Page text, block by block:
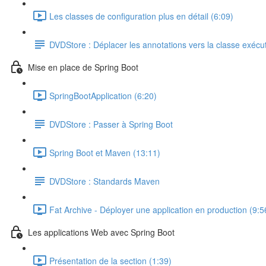
Les classes de configuration plus en détail (6:09)
DVDStore : Déplacer les annotations vers la classe
Mise en place de Spring Boot
SpringBootApplication (6:20)
DVDStore : Passer à Spring Boot
Spring Boot et Maven (13:11)
DVDStore : Standards Maven
Fat Archive - Déployer une application en production
Les applications Web avec Spring Boot
Présentation de la section (1:39)